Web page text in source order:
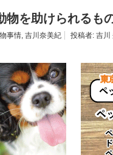
物を助けられるも
事情, 吉川奈美紀 投稿者: 吉川